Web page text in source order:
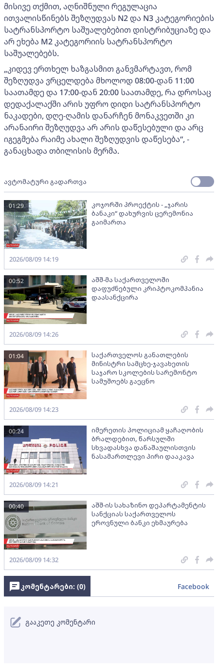
მისივე თქმით, აღნიშნული რეგულაცია
ითვალისწინებს შეზღუდვას N2 და N3 კატეგორიების
სატრანსპორტო საშუალებებით დისტრიბუციაზე და
არ ეხება M2 კატეგორიის სატრანსპორტო
საშუალებებს.
„კიდევ ერთხელ ხაზგასმით განვმარტავთ, რომ
შეზღუდვა ვრცელდება მხოლოდ 08:00-დან 11:00
საათამდე და 17:00-დან 20:00 საათამდე, რა დროსაც
დედაქალაქში არის უფრო დიდი სატრანსპორტო
ნაკადები, დღე-ღამის დანარჩენ მონაკვეთში კი
არანაირი შეზღუდვა არ არის დაწესებული და არც
იგეგმება რაიმე ახალი შეზღუდვის დაწესება“, -
განაცხადა თბილისის მერმა.
ავტომატური გადართვა
კოჯორში პროექტის - „ჯარის
ბანაკი“ დახურვის ცერემონია
გაიმართა
01:29
2026/08/09 14:19
აშშ-მა საქართველოში
დაფუძნებული კრიპტოკომპანია
დაასანქცირა
00:52
2026/08/09 14:26
საქართველოს განათლების
მინისტრი სამცხე-ჯავახეთის
საჯარო სკოლების სარემონტო
სამუშოებს გაეცნო
01:04
2026/08/09 14:23
იმერეთის პოლიციამ ყაჩაღობის
ბრალდებით, წარსულში
სხვადასხვა დანაშაულისთვის
ნასამართლევი პირი დააკავა
00:24
2026/08/09 14:21
აშშ-ის სახაზინო დეპარტამენტის
სანქციას საქართველოს
ეროვნული ბანკი ეხმაურება
00:40
2026/08/09 14:32
კომენტარები: (0) Facebook
გააკეთე კომენტარი